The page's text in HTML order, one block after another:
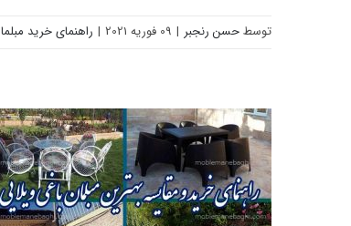
توسطحسن رنجبر | 09 فوریه 2021 | راهنمای خرید